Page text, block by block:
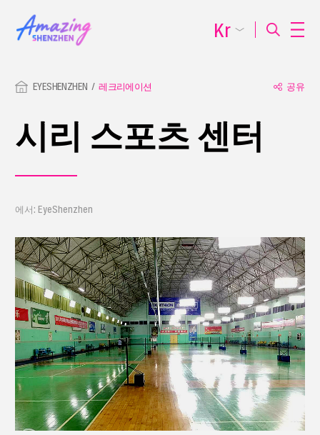
EYESHENZHEN 레크리에이션 공유
시리 스포츠 센터
에서: EyeShenzhen
Kr